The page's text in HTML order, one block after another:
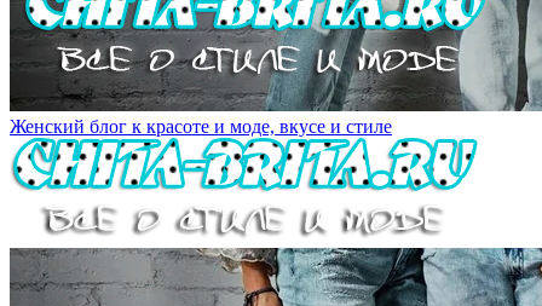
Женский блог к красоте и моде, вкусе и стиле